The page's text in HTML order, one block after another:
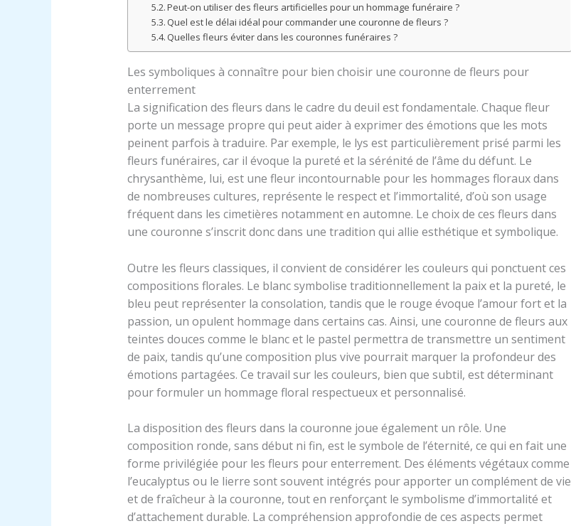
Peut-on utiliser des fleurs artificielles pour un hommage funéraire ?
Quel est le délai idéal pour commander une couronne de fleurs ?
Quelles fleurs éviter dans les couronnes funéraires ?
Les symboliques à connaître pour bien choisir une couronne de fleurs pour
enterrement
La signification des fleurs dans le cadre du deuil est fondamentale. Chaque fleur
porte un message propre qui peut aider à exprimer des émotions que les mots
peinent parfois à traduire. Par exemple, le lys est particulièrement prisé parmi les
fleurs funéraires, car il évoque la pureté et la sérénité de l’âme du défunt. Le
chrysanthème, lui, est une fleur incontournable pour les hommages floraux dans
de nombreuses cultures, représente le respect et l’immortalité, d’où son usage
fréquent dans les cimetières notamment en automne. Le choix de ces fleurs dans
une couronne s’inscrit donc dans une tradition qui allie esthétique et symbolique.
Outre les fleurs classiques, il convient de considérer les couleurs qui ponctuent ces
compositions florales. Le blanc symbolise traditionnellement la paix et la pureté, le
bleu peut représenter la consolation, tandis que le rouge évoque l’amour fort et la
passion, un opulent hommage dans certains cas. Ainsi, une couronne de fleurs aux
teintes douces comme le blanc et le pastel permettra de transmettre un sentiment
de paix, tandis qu’une composition plus vive pourrait marquer la profondeur des
émotions partagées. Ce travail sur les couleurs, bien que subtil, est déterminant
pour formuler un hommage floral respectueux et personnalisé.
La disposition des fleurs dans la couronne joue également un rôle. Une
composition ronde, sans début ni fin, est le symbole de l’éternité, ce qui en fait une
forme privilégiée pour les fleurs pour enterrement. Des éléments végétaux comme
l’eucalyptus ou le lierre sont souvent intégrés pour apporter un complément de vie
et de fraîcheur à la couronne, tout en renforçant le symbolisme d’immortalité et
d’attachement durable. La compréhension approfondie de ces aspects permet